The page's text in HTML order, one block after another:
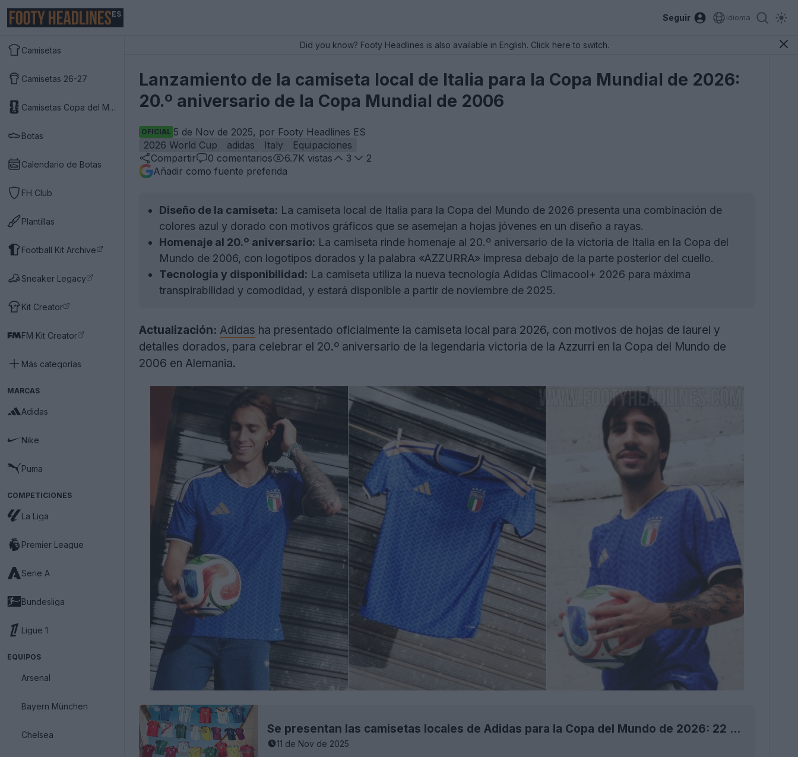
ES Seguir Idioma
Camisetas
Camisetas 26-27
Camisetas Copa del Mundo 2026
Botas
Calendario de Botas
FH Club
Plantillas
Football Kit Archive
Sneaker Legacy
Kit Creator
FM Kit Creator
Más categorías
MARCAS
Adidas
Nike
Puma
COMPETICIONES
La Liga
Premier League
Serie A
Bundesliga
Ligue 1
EQUIPOS
Arsenal
Bayern München
Chelsea
Did you know? Footy Headlines is also available in English. Click here to switch.
Lanzamiento de la camiseta local de Italia para la Copa Mundial de 2026:
20.º aniversario de la Copa Mundial de 2006
OFICIAL 5 de Nov de 2025, por Footy Headlines ES
2026 World Cup
adidas Italy
Equipaciones
Compartir
0 comentarios 6.7K vistas 3
2
Añadir como fuente preferida
Diseño de la camiseta: La camiseta local de Italia para la Copa del Mundo de 2026 presenta una combinación de
colores azul y dorado con motivos gráficos que se asemejan a hojas jóvenes en un diseño a rayas.
Homenaje al 20.º aniversario: La camiseta rinde homenaje al 20.º aniversario de la victoria de Italia en la Copa del
Mundo de 2006, con logotipos dorados y la palabra «AZZURRA» impresa debajo de la parte posterior del cuello.
Tecnología y disponibilidad: La camiseta utiliza la nueva tecnología Adidas Climacool+ 2026 para máxima
transpirabilidad y comodidad, y estará disponible a partir de noviembre de 2025.
Actualización: Adidas ha presentado oficialmente la camiseta local para 2026, con motivos de hojas de laurel y
detalles dorados, para celebrar el 20.º aniversario de la legendaria victoria de la Azzurri en la Copa del Mundo de
2006 en Alemania.
Se presentan las camisetas locales de Adidas para la Copa del Mundo de 2026: 22 equipos
11 de Nov de 2025